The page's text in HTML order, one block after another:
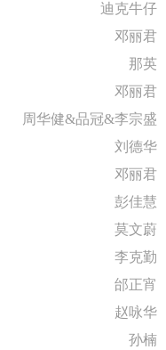
迪克牛仔
邓丽君
那英
邓丽君
周华健&品冠&李宗盛
刘德华
邓丽君
彭佳慧
莫文蔚
李克勤
邰正宵
赵咏华
孙楠